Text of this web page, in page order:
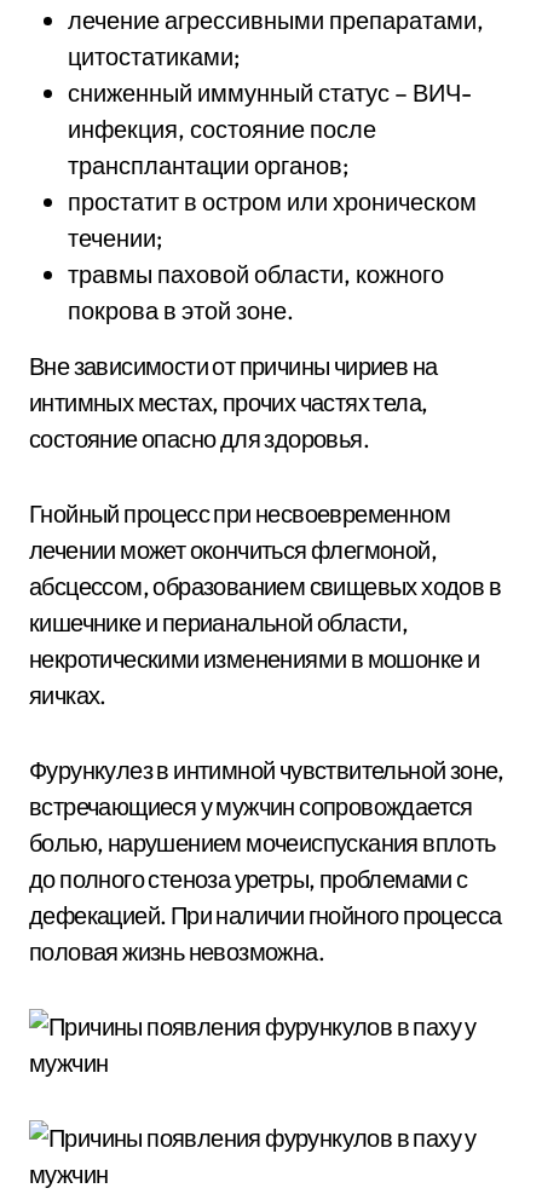
лечение агрессивными препаратами,
цитостатиками;
сниженный иммунный статус – ВИЧ-
инфекция, состояние после
трансплантации органов;
простатит в остром или хроническом
течении;
травмы паховой области, кожного
покрова в этой зоне.
Вне зависимости от причины чириев на
интимных местах, прочих частях тела,
состояние опасно для здоровья.
Гнойный процесс при несвоевременном
лечении может окончиться флегмоной,
абсцессом, образованием свищевых ходов в
кишечнике и перианальной области,
некротическими изменениями в мошонке и
яичках.
Фурункулез в интимной чувствительной зоне,
встречающиеся у мужчин сопровождается
болью, нарушением мочеиспускания вплоть
до полного стеноза уретры, проблемами с
дефекацией. При наличии гнойного процесса
половая жизнь невозможна.